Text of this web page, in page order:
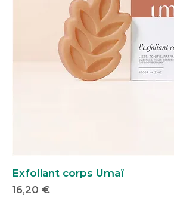
Exfoliant corps Umaï
Prix
16,20 €